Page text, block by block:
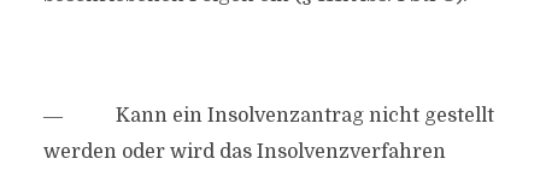
― Kann ein Insolvenzantrag nicht gestellt
werden oder wird das Insolvenzverfahren